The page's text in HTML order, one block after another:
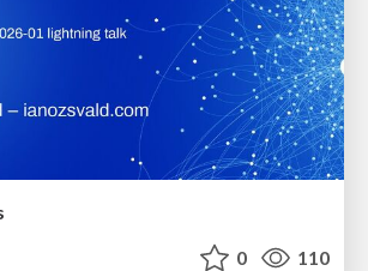
0 110